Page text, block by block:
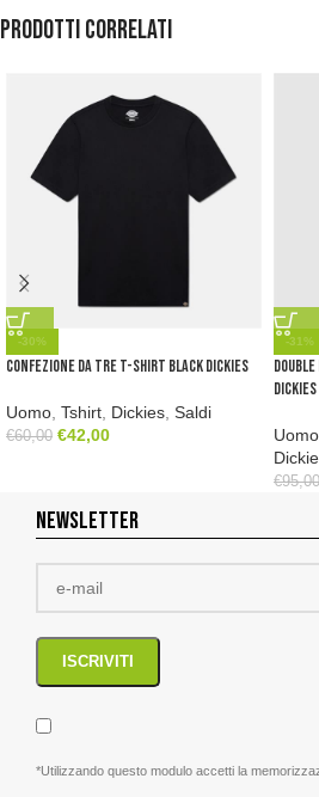
Prodotti correlati
-30%
Confezione da tre t-shirt black Dickies
Uomo, Tshirt, Dickies, Saldi
€60,00 €42,00
-31%
Dickies
Uomo
€95,00
NEWSLETTER
*Utilizzando questo modulo accetti la